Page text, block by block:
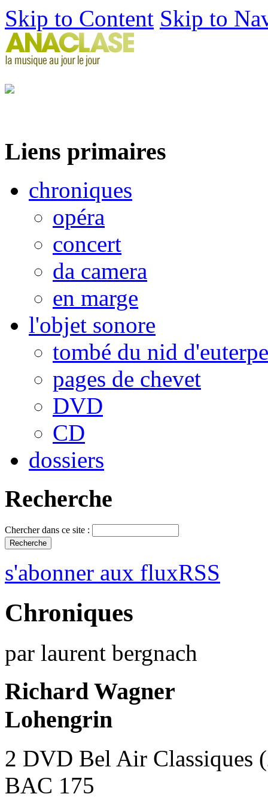
Skip to Content Skip to
Liens primaires
chroniques
opéra
concert
da camera
en marge
l'objet sonore
tombé du nid d'euterpe
pages de chevet
DVD
CD
dossiers
Recherche
Chercher dans ce site :
s'abonner aux fluxRSS
Chroniques
par laurent bergnach
Richard Wagner
Lohengrin
2 DVD Bel Air Classiques
BAC 175